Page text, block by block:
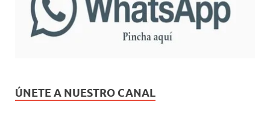
ÚNETE A NUESTRO CANAL